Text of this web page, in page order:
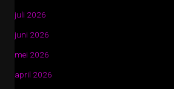
juli 2026
juni 2026
mei 2026
april 2026